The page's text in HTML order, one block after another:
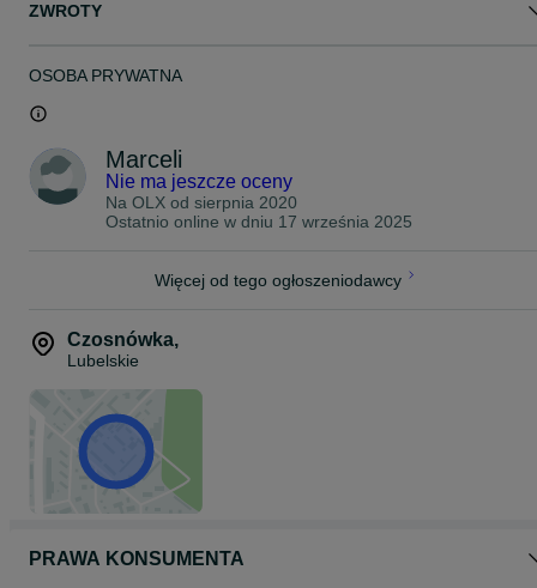
ZWROTY
OSOBA PRYWATNA
Marceli
Nie ma jeszcze oceny
Na OLX od sierpnia 2020
Ostatnio online w dniu 17 września 2025
Więcej od tego ogłoszeniodawcy
Czosnówka,
Lubelskie
PRAWA KONSUMENTA